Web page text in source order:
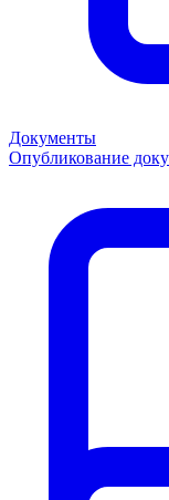
Документы
Опубликование